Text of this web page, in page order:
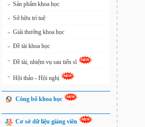
» Sản phẩm khoa học
» Sở hữu trí tuệ
» Giải thưởng khoa học
» Đề tài khoa học
» Đề tài, nhiệm vụ sau tiến sĩ
» Hội thảo - Hội nghị
Công bố khoa học
Cơ sở dữ liệu giảng viên